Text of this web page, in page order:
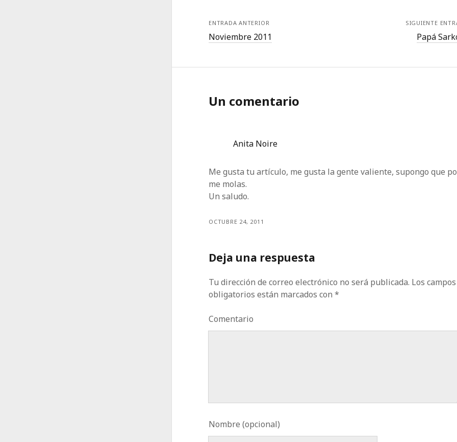
ENTRADA ANTERIOR
Noviembre 2011
SIGUIENTE
Papá
Un comentario
Anita Noire
Me gusta tu artículo, me gusta la gente valiente, supongo que
me molas.
Un saludo.
OCTUBRE 24, 2011
Deja una respuesta
Tu dirección de correo electrónico no será publicada. Los campos
obligatorios están marcados con*
Comentario
Nombre (opcional)